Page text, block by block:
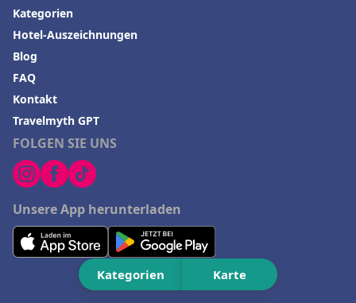
Kategorien Karte
FOLGEN SIE UNS
Unsere App herunterladen
Kategorien
Hotel-Auszeichnungen
Blog
FAQ
Kontakt
Travelmyth GPT